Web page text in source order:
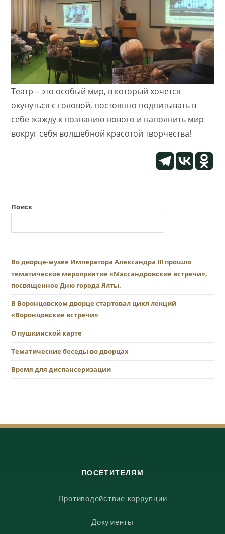
Театр – это особый мир, в который хочется
окунуться с головой, постоянно подпитывать в
себе жажду к познанию нового и наполнить мир
вокруг себя волшебной красотой творчества!
Поиск
Во дворце-музее Императора Александра III прошло
тематическое мероприятие «Массандровские встречи»,
посвященное Дню города Ялты.
В Воронцовском дворце стартовал цикл лекций
«Воронцовские встречи»
О пушкинской карте
Тематические беседы во дворцах
Время для диспансеризации
ПОСЕТИТЕЛЯМ
Противодействие коррупции
Документы